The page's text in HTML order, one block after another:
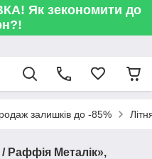
Як зекономити до
залишків до -85%
Раффія Металік»,